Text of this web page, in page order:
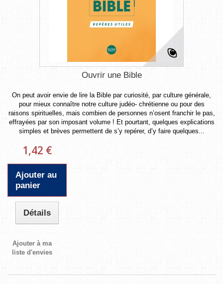
Ouvrir une Bible
On peut avoir envie de lire la Bible par curiosité, par culture générale,
pour mieux connaître notre culture judéo- chrétienne ou pour des
raisons spirituelles, mais combien de personnes n’osent franchir le pas,
effrayées par son imposant volume ! Et pourtant, quelques explications
simples et brèves permettent de s’y repérer, d’y faire quelques...
1,42 €
Ajouter au
panier
Détails
Ajouter à ma
liste d'envies